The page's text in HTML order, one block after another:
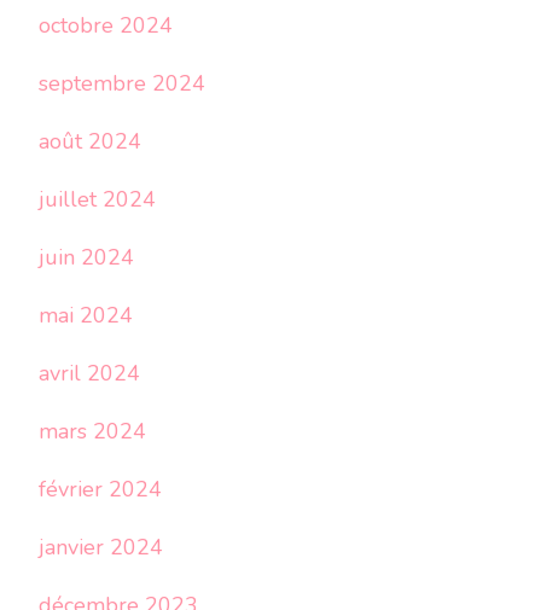
octobre 2024
septembre 2024
août 2024
juillet 2024
juin 2024
mai 2024
avril 2024
mars 2024
février 2024
janvier 2024